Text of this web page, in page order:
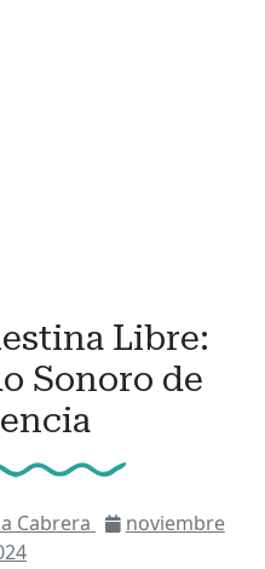
Libre:
Sonoro de
Cabrera
noviembre